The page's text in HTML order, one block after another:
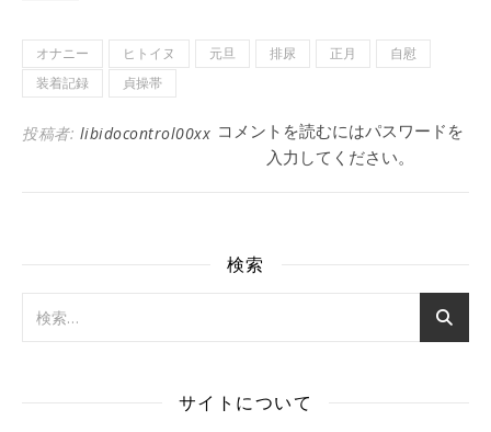
オナニー ヒトイヌ 元旦 排尿 正月
自慰
装着記録
貞操帯
投稿者: libidocontrol00xx コメントを読むにはパスワードを
入力してください。
検索
サイトについて